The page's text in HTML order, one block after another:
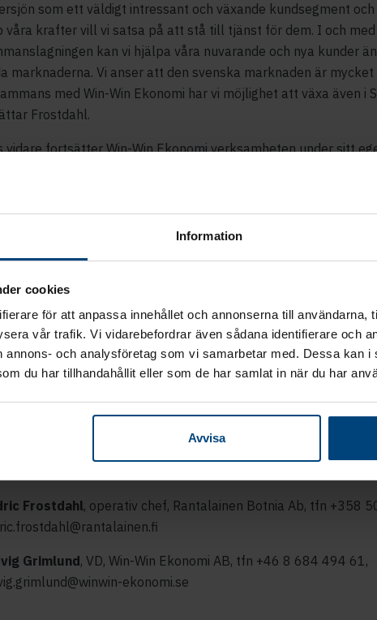
Information
cookies
för att anpassa innehållet och annonserna till användarna,
vår trafik. Vi vidarebefordrar även sådana identifierare och
annons- och analysföretag som vi samarbetar med. Dessa kan i
du har tillhandahållit eller som de har samlat in när du har
Avvisa
som ett väldigt intressant och växande kundsegment
våra krafter vill vi satsa på att stå till tjänst för dem. I och med
kan vi hjälpa våra nuvarande och nya kunder
marknaderna. Vi anser att den svenska marknaden är
med Win-Win Ekonomi har vi möjlighet att växa även i
Frostdahl.
vidare fortsätter Win-Win Ekonomi verksamheten under sitt
vi kan erbjuda till Win-Win Ekonomis kunder i form av interim
Rosenberg.
information:
Frostdahl, operativ chef, Rantalainen Botnia Ab, tfn +358
Grimlund, VD, Win-Win Ekonomi AB, tfn +46 8 684 494 61,
ekonomi.se